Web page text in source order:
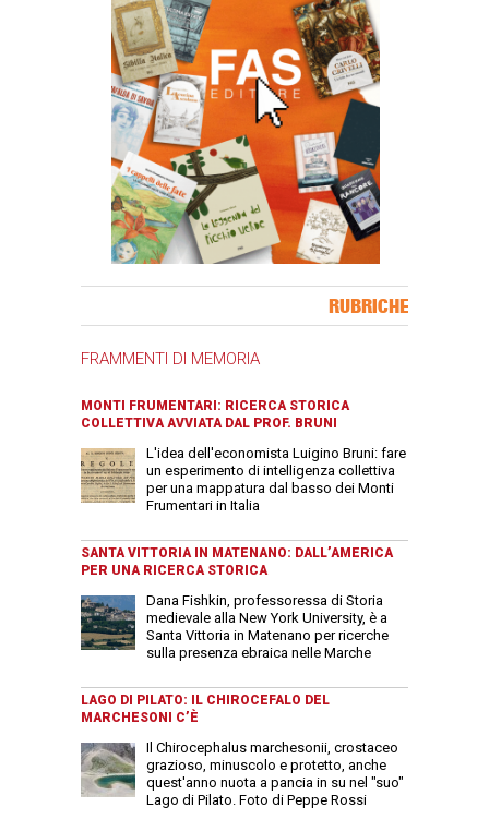
RUBRICHE
FRAMMENTI DI MEMORIA
MONTI FRUMENTARI: RICERCA STORICA
COLLETTIVA AVVIATA DAL PROF. BRUNI
L'idea dell'economista Luigino Bruni: fare
un esperimento di intelligenza collettiva
per una mappatura dal basso dei Monti
Frumentari in Italia
SANTA VITTORIA IN MATENANO: DALL’AMERICA
PER UNA RICERCA STORICA
Dana Fishkin, professoressa di Storia
medievale alla New York University, è a
Santa Vittoria in Matenano per ricerche
sulla presenza ebraica nelle Marche
LAGO DI PILATO: IL CHIROCEFALO DEL
MARCHESONI C’È
Il Chirocephalus marchesonii, crostaceo
grazioso, minuscolo e protetto, anche
quest'anno nuota a pancia in su nel "suo"
Lago di Pilato. Foto di Peppe Rossi